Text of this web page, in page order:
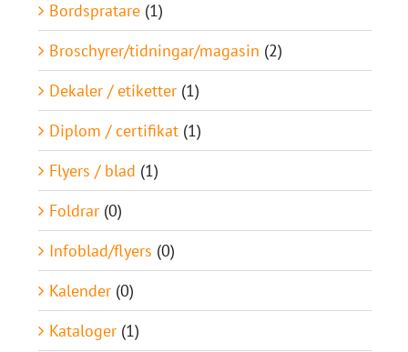
Bordspratare (1)
Broschyrer/tidningar/magasin (2)
Dekaler / etiketter (1)
Diplom / certifikat (1)
Flyers / blad (1)
Foldrar (0)
Infoblad/flyers (0)
Kalender (0)
Kataloger (1)